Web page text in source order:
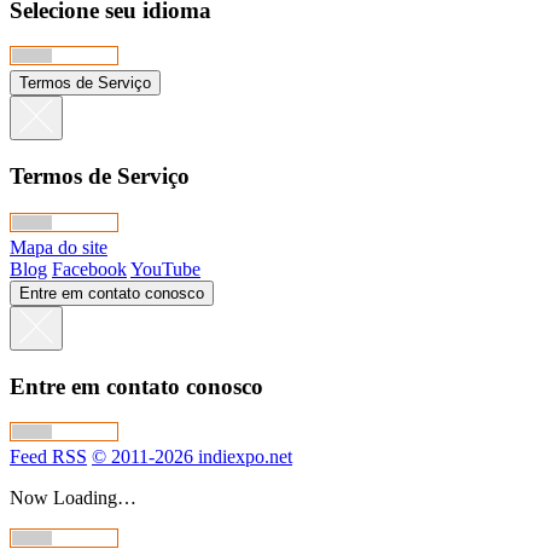
Selecione seu idioma
Termos de Serviço
Termos de Serviço
Mapa do site
Blog FacebookYouTube
Entre em contato conosco
Entre em contato conosco
Feed RSS © 2011-2026 indiexpo.net
Now Loading…